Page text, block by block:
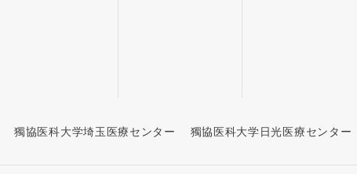
獨協医科大学埼玉医療センター 獨協医科大学日光医療センター